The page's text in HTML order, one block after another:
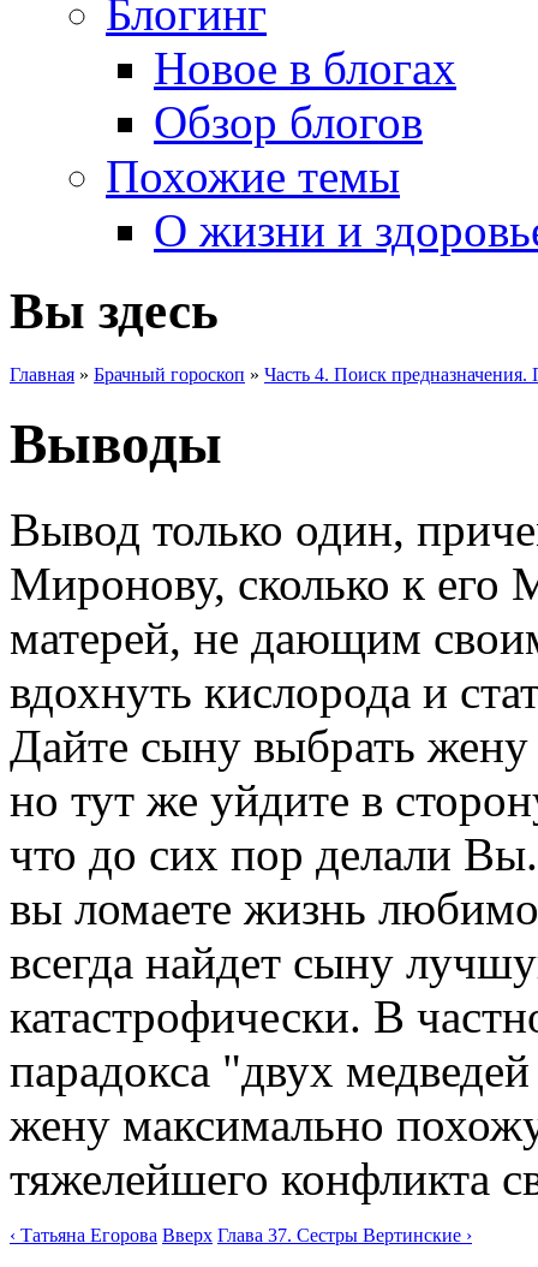
Блогинг
Новое в блогах
Обзор блогов
Похожие темы
О жизни и
Вы здесь
Главная » Брачный гороскоп » Часть 4. Поиск
Выводы
Вывод только один,
Миронову, сколько к его
матерей, не дающим
вдохнуть кислорода и
Дайте сыну выбрать
но тут же уйдите в
что до сих пор делали
вы ломаете жизнь
всегда найдет сыну
катастрофически. В
парадокса "двух
жену максимально
тяжелейшего конфликта
‹ Татьяна Егорова Вверх Глава 37. Сестры Вертинские ›